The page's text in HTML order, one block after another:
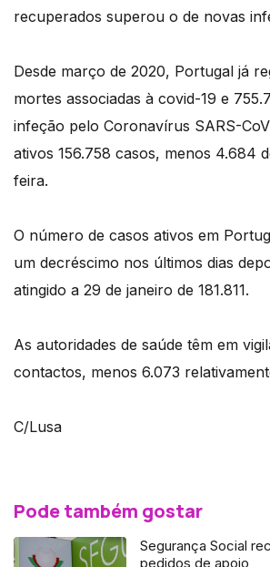
recuperados superou o de novas
Desde março de 2020, Portugal já
mortes associadas à covid-19 e
infeção pelo Coronavírus SARS-
ativos 156.758 casos, menos 4.684
feira.
O número de casos ativos em
um decréscimo nos últimos dias
atingido a 29 de janeiro de 181.811.
As autoridades de saúde têm em
contactos, menos 6.073
C/Lusa
Pode também gostar
Segurança Social
pedidos de apoio